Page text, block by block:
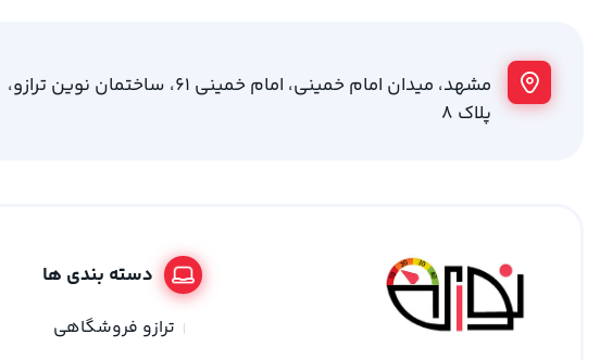
مشهد، میدان امام خمینی، امام خمینی 61، ساختمان نوین ترازو،
پلاک 8
دسته بندی ها
ترازو فروشگاهی